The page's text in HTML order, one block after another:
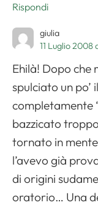
Rispondi
giulia
11 Luglio 2008
Ehilà! Dopo che
spulciato un po’
completamente
bazzicato
tornato in
l’avevo già
di origini
oratorio… Una